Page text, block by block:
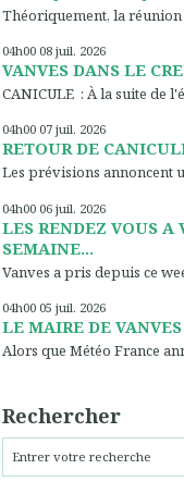
Théoriquement, la
04h00 08 juil. 2026
VANVES DANS LE
CANICULE : À la suite de
04h00 07 juil. 2026
RETOUR DE
Les prévisions annoncent
04h00 06 juil. 2026
LES RENDEZ VOUS A
SEMAINE...
Vanves a pris depuis ce
04h00 05 juil. 2026
LE MAIRE DE
Alors que Météo France
Rechercher